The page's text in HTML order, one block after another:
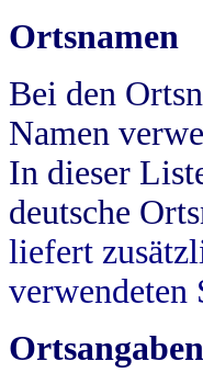
Ortsnamen
Bei den
Namen
In dieser
deutsche
liefert
verwendeten